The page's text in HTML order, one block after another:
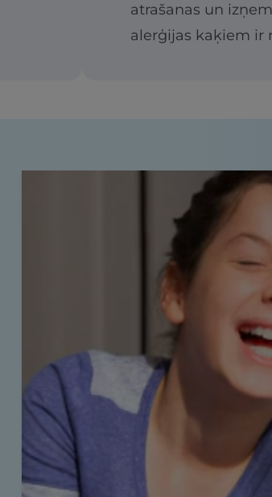
atrašanas un
alerģijas kaķiem ir